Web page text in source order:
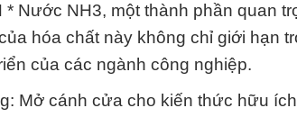
Nước NH3, một thành phần quan
hóa chất này không chỉ giới hạn
của các ngành công nghiệp.
Mở cánh cửa cho kiến thức hữu